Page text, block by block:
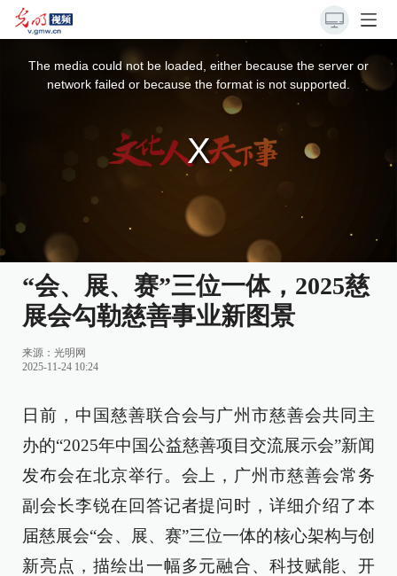
The media could not be loaded, either because the server or
network failed or because the format is not supported.
“会、展、赛”三位一体，2025慈
展会勾勒慈善事业新图景
来源： 光明网
2025-11-24 10:24
日前，中国慈善联合会与广州市慈善会共同主
办的“2025年中国公益慈善项目交流展示会”新闻
发布会在北京举行。会上，广州市慈善会常务
副会长李锐在回答记者提问时，详细介绍了本
届慈展会“会、展、赛”三位一体的核心架构与创
新亮点，描绘出一幅多元融合、科技赋能、开